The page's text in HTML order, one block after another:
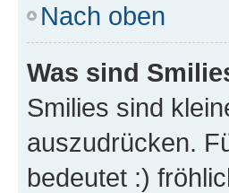
Nach oben
Was sind
Smilies sind
auszudrücken.
bedeutet :)